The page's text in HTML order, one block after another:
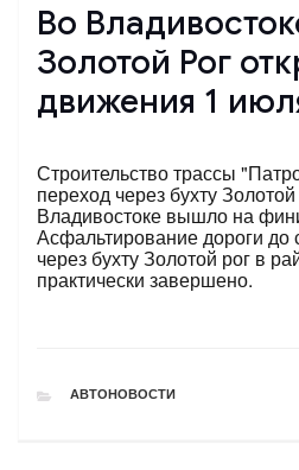
Во
Золотой Рог
движения 1
Строительство трассы
переход через бухту
Владивостоке вышло на
Асфальтирование дороги до
через бухту Золотой рог в
практически завершено.
РУБРИКИ
АВТОНОВОСТИ